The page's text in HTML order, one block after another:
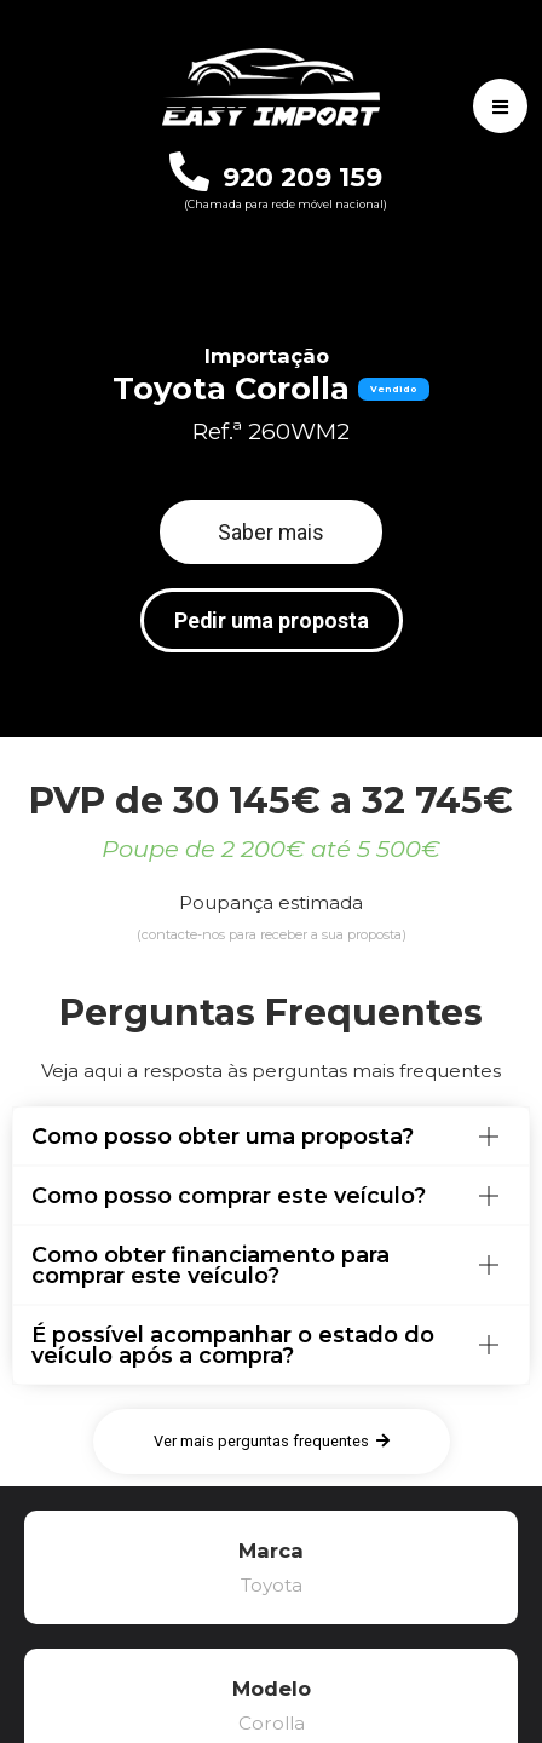
920 209 159
(Chamada para rede móvel nacional)
Importação
Toyota Corolla Vendido
Ref.ª 260WM2
Saber mais
Pedir uma proposta
PVP de 30 145€ a 32 745€
Poupe de 2 200€ até 5 500€
Poupança estimada
(contacte-nos para receber a sua proposta)
Perguntas Frequentes
Veja aqui a resposta às perguntas mais frequentes
Como posso obter uma proposta?
Como posso comprar este veículo?
Como obter financiamento para
comprar este veículo?
É possível acompanhar o estado do
veículo após a compra?
Ver mais perguntas frequentes
Marca
Toyota
Modelo
Corolla